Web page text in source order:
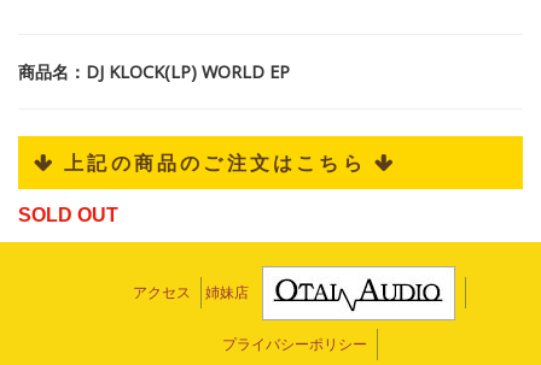
商品名：DJ KLOCK(LP) WORLD EP
 上記の商品のご注文はこちら 
SOLD OUT
アクセス 姉妹店
プライバシーポリシー